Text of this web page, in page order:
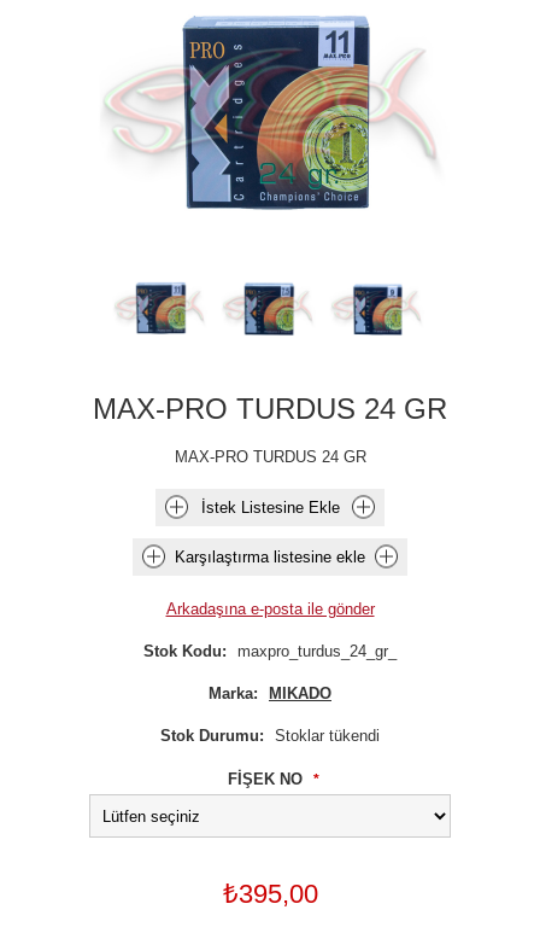
MAX-PRO TURDUS 24 GR
MAX-PRO TURDUS 24 GR
İstek Listesine Ekle
Karşılaştırma listesine ekle
Arkadaşına e-posta ile gönder
Stok Kodu: maxpro_turdus_24_gr_
Marka: MIKADO
Stok Durumu: Stoklar tükendi
FİŞEK NO *
₺395,00